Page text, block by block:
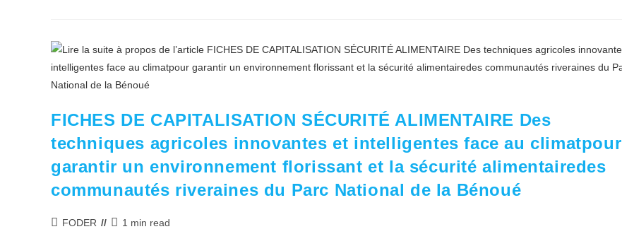
FICHES DE CAPITALISATION SÉCURITÉ ALIMENTAIRE Des
techniques agricoles innovantes et intelligentes face au climatpour
garantir un environnement florissant et la sécurité alimentairedes
communautés riveraines du Parc National de la Bénoué
Auteur/autrice
FODER
Temps
1 min read